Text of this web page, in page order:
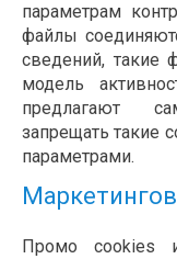
параметрам
файлы
сведений, такие
модель
предлагают
запрещать такие
параметрами.
Промо cookies